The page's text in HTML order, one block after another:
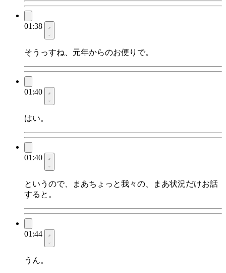
01:38
そうっすね、元年からのお便りで。
01:40
はい。
01:40
というので、まあちょっと我々の、まあ状況だけお話
すると。
01:44
うん。